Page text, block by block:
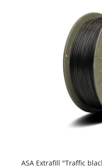
ASA Extrafill "Traffic